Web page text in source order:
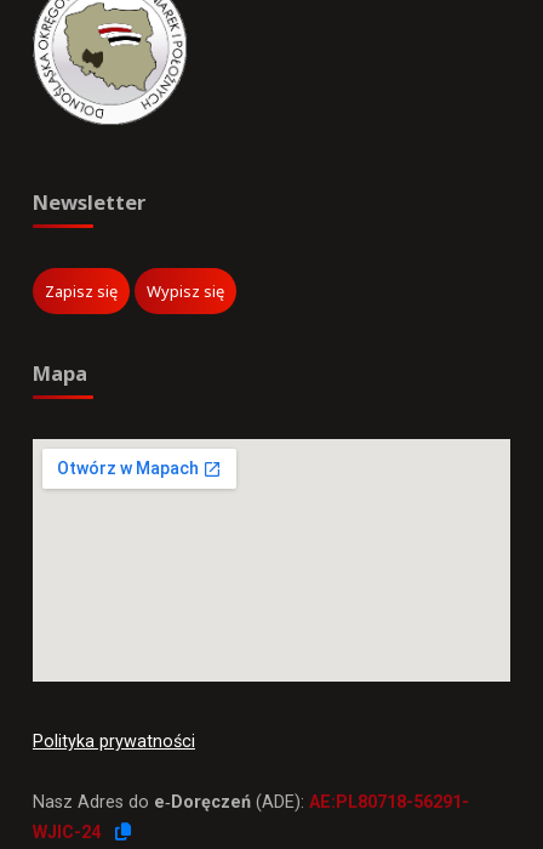
Newsletter
Mapa
Polityka prywatności
Nasz Adres do e‑Doręczeń(ADE): AE:PL80718-56291-
WJIC-24